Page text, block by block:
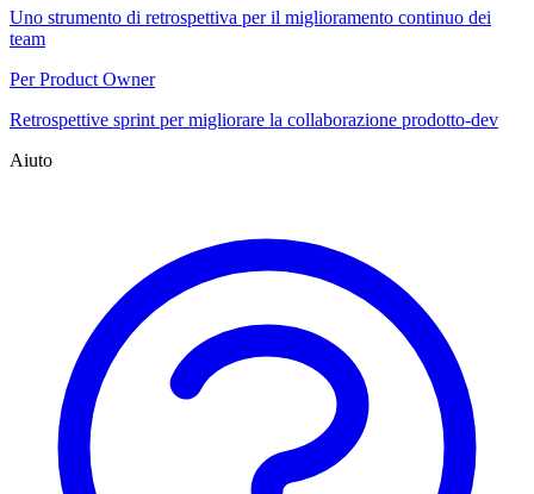
Uno strumento di retrospettiva per il miglioramento continuo dei
team
Per Product Owner
Retrospettive sprint per migliorare la collaborazione prodotto-dev
Aiuto